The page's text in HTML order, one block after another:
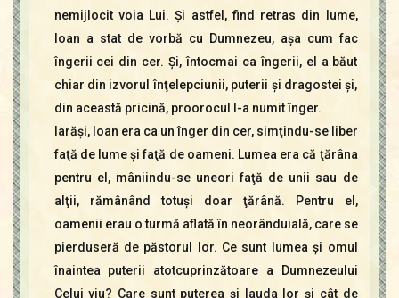
nemijlocit voia Lui. Şi astfel, find retras din lume,
Ioan a stat de vorbă cu Dumnezeu, aşa cum fac
îngerii cei din cer. Şi, întocmai ca îngerii, el a băut
chiar din izvorul înţelepciunii, puterii şi dragostei şi,
din această pricină, proorocul l-a numit înger.
Iarăşi, Ioan era ca un înger din cer, simţindu-se liber
faţă de lume şi faţă de oameni. Lumea era că ţărâna
pentru el, mâniindu-se uneori faţă de unii sau de
alţii, rămânând totuşi doar ţărână. Pentru el,
oamenii erau o turmă aflată în neorânduială, care se
pierduseră de păstorul lor. Ce sunt lumea şi omul
înaintea puterii atotcuprinzătoare a Dumnezeului
Celui viu? Care sunt puterea şi lauda lor şi cât de